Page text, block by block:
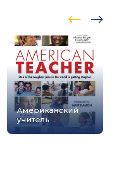
Американский
учитель